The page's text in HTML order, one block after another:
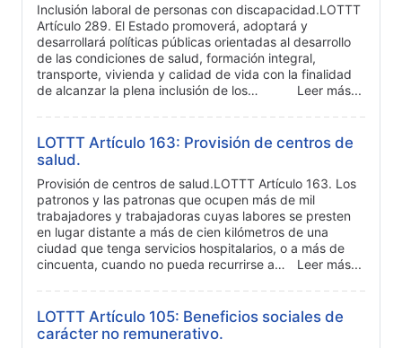
Inclusión laboral de personas con discapacidad.LOTTT
Artículo 289. El Estado promoverá, adoptará y
desarrollará políticas públicas orientadas al desarrollo
de las condiciones de salud, formación integral,
transporte, vivienda y calidad de vida con la finalidad
de alcanzar la plena inclusión de los…
Leer más...
LOTTT Artículo 163: Provisión de centros de
salud.
Provisión de centros de salud.LOTTT Artículo 163. Los
patronos y las patronas que ocupen más de mil
trabajadores y trabajadoras cuyas labores se presten
en lugar distante a más de cien kilómetros de una
ciudad que tenga servicios hospitalarios, o a más de
cincuenta, cuando no pueda recurrirse a…
Leer más...
LOTTT Artículo 105: Beneficios sociales de
carácter no remunerativo.